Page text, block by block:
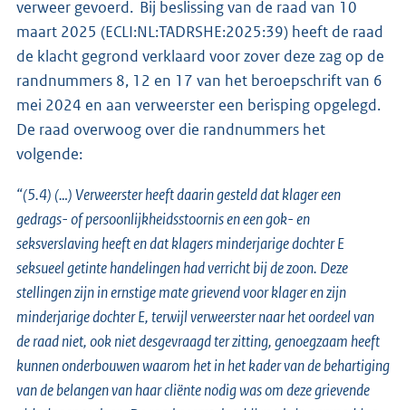
verweer gevoerd. Bij beslissing van de raad van 10
maart 2025 (ECLI:NL:TADRSHE:2025:39) heeft de raad
de klacht gegrond verklaard voor zover deze zag op de
randnummers 8, 12 en 17 van het beroepschrift van 6
mei 2024 en aan verweerster een berisping opgelegd.
De raad overwoog over die randnummers het
volgende:
“(5.4) (…) Verweerster heeft daarin gesteld dat klager een
gedrags- of persoonlijkheidsstoornis en een gok- en
seksverslaving heeft en dat klagers minderjarige dochter E
seksueel getinte handelingen had verricht bij de zoon. Deze
stellingen zijn in ernstige mate grievend voor klager en zijn
minderjarige dochter E, terwijl verweerster naar het oordeel van
de raad niet, ook niet desgevraagd ter zitting, genoegzaam heeft
kunnen onderbouwen waarom het in het kader van de behartiging
van de belangen van haar cliënte nodig was om deze grievende